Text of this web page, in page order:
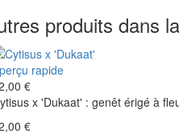
produits dans
rapide
€
x 'Dukaat' : genêt érigé à
€